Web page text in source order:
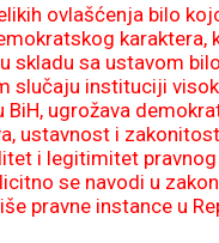
ovlašćenja bilo
karaktera,
skladu sa ustavom
slučaju instituciji
BiH, ugrožava
ustavnost i
i legitimitet pravnog
se navodi u
pravne instance u